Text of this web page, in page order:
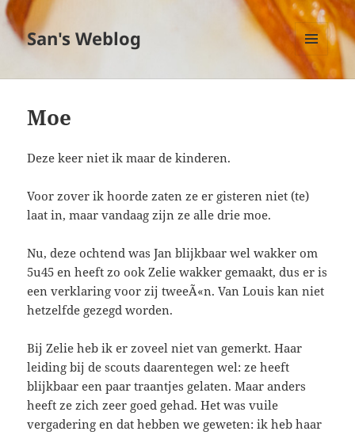
San's Weblog
MENU
EN
Moe
Deze keer niet ik maar de kinderen.
Voor zover ik hoorde zaten ze er gisteren niet (te)
laat in, maar vandaag zijn ze alle drie moe.
Nu, deze ochtend was Jan blijkbaar wel wakker om
5u45 en heeft zo ook Zelie wakker gemaakt, dus er is
een verklaring voor zij tweeÃ«n. Van Louis kan niet
hetzelfde gezegd worden.
Bij Zelie heb ik er zoveel niet van gemerkt. Haar
leiding bij de scouts daarentegen wel: ze heeft
blijkbaar een paar traantjes gelaten. Maar anders
heeft ze zich zeer goed gehad. Het was vuile
vergadering en dat hebben we geweten: ik heb haar